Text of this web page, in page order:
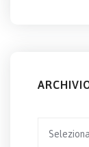
per